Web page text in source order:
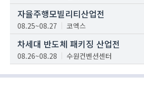
자율주행모빌리티산업전
08.25~08.27 코엑스
차세대 반도체 패키징 산업전
08.26~08.28 수원컨벤션센터